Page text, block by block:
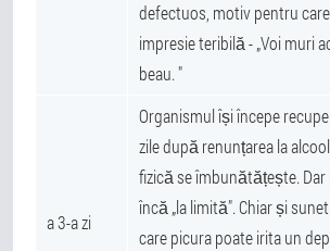
defectuos, motiv pentru
impresie teribilă - „Voi muri
beau. "
a 3-a zi
Organismul își începe
zile după renunțarea la
fizică se îmbunătățește.
încă „la limită". Chiar și
care picura poate irita un